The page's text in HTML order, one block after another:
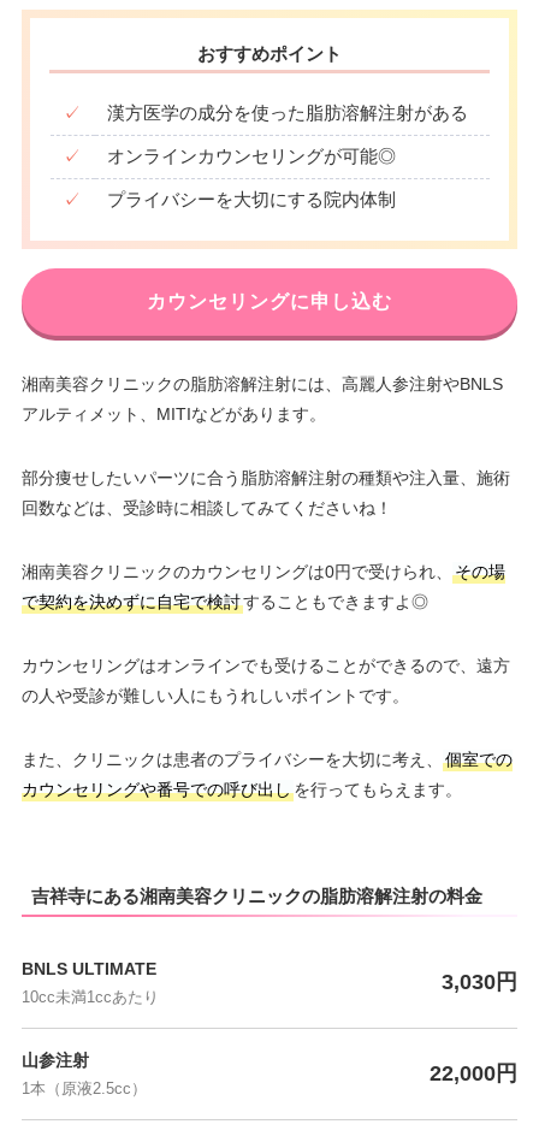
おすすめポイント
✓ 漢方医学の成分を使った脂肪溶解注射がある
✓ オンラインカウンセリングが可能◎
✓ プライバシーを大切にする院内体制
カウンセリングに申し込む
湘南美容クリニックの脂肪溶解注射には、高麗人参注射やBNLS
アルティメット、MITIなどがあります。
部分痩せしたいパーツに合う脂肪溶解注射の種類や注入量、施術
回数などは、受診時に相談してみてくださいね！
湘南美容クリニックのカウンセリングは0円で受けられ、
その場
で契約を決めずに自宅で検討することもできますよ◎
カウンセリングはオンラインでも受けることができるので、遠方
の人や受診が難しい人にもうれしいポイントです。
また、クリニックは患者のプライバシーを大切に考え、
個室での
カウンセリングや番号での呼び出しを行ってもらえます。
吉祥寺にある湘南美容クリニックの脂肪溶解注射の料金
BNLS ULTIMATE
10cc未満1ccあたり
3,030円
山参注射
1本（原液2.5cc）
22,000円